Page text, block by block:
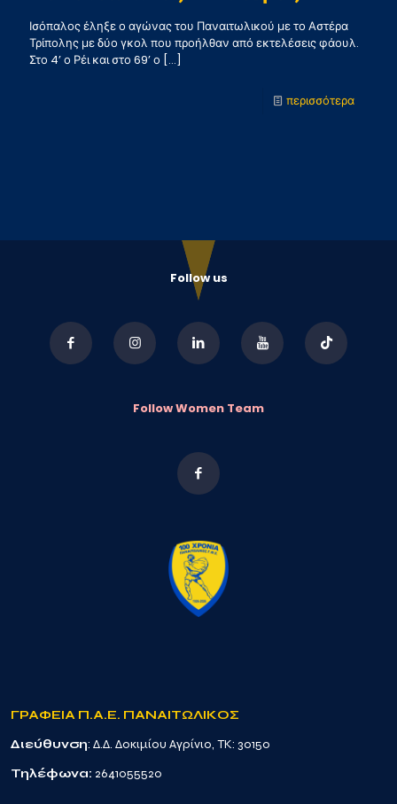
Ισόπαλος έληξε ο αγώνας του Παναιτωλικού με το Αστέρα
Τρίπολης με δύο γκολ που προήλθαν από εκτελέσεις φάουλ.
Στο 4’ ο Ρέι και στο 69’ ο […]
περισσότερα-
Follow us
Follow Women Team
ΓΡΑΦΕΙΑ Π.Α.Ε. ΠΑΝΑΙΤΩΛΙΚΟΣ
Διεύθυνση: Δ.Δ. Δοκιμίου Αγρίνιο, TK: 30150
Τηλέφωνα: 2641055520